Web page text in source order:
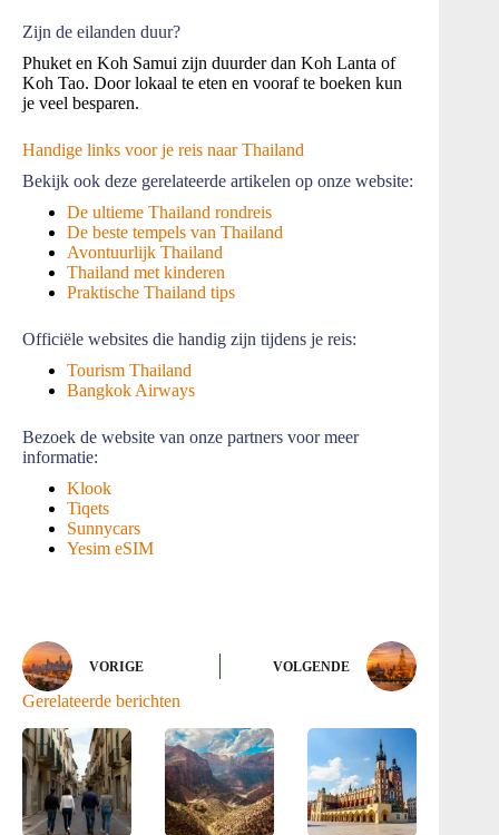
Zijn de eilanden duur?
Phuket en Koh Samui zijn duurder dan Koh Lanta of
Koh Tao. Door lokaal te eten en vooraf te boeken kun
je veel besparen.
Handige links voor je reis naar Thailand
Bekijk ook deze gerelateerde artikelen op onze website:
De ultieme Thailand rondreis
De beste tempels van Thailand
Avontuurlijk Thailand
Thailand met kinderen
Praktische Thailand tips
Officiële websites die handig zijn tijdens je reis:
Tourism Thailand
Bangkok Airways
Bezoek de website van onze partners voor meer
informatie:
Klook
Tiqets
Sunnycars
Yesim eSIM
VORIGE VOLGENDE
Gerelateerde berichten